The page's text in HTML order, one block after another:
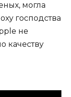
могла
господства
не
качеству